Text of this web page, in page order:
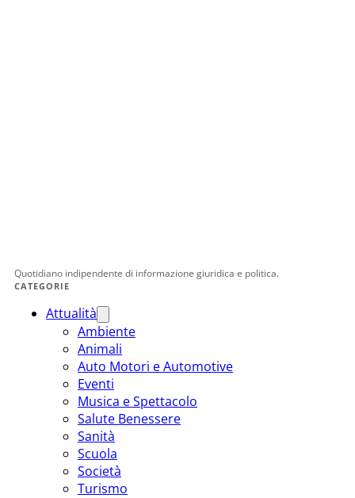
Quotidiano indipendente di informazione giuridica e politica.
CATEGORIE
Attualità
Ambiente
Animali
Auto Motori e Automotive
Eventi
Musica e Spettacolo
Salute Benessere
Sanità
Scuola
Società
Turismo